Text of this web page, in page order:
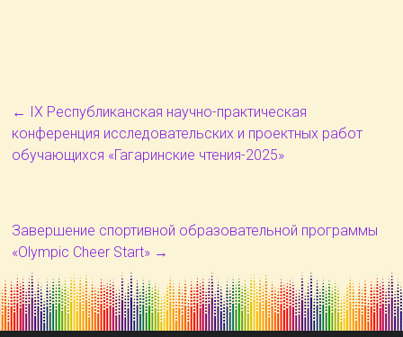
← IX Республиканская научно-практическая
конференция исследовательских и проектных работ
обучающихся «Гагаринские чтения-2025»
Завершение спортивной образовательной программы
«Olympic Cheer Start» →